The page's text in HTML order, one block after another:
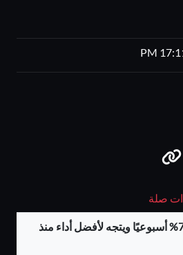
صلة
سعر الذهب اليوم يرتفع 7% أسبوعيًا ويتجه لأفضل أداء منذ